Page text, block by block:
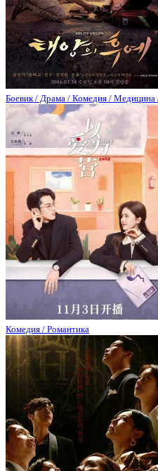
Боевик / Драма / Комедия /
Комедия / Романтика